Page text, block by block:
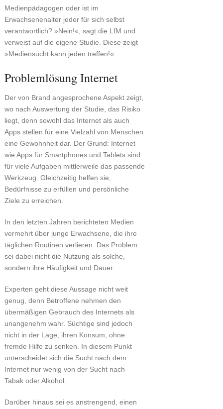
Medienpädagogen oder ist im
Erwachsenenalter jeder für sich selbst
verantwortlich? »Nein!«, sagt die LfM und
verweist auf die eigene Studie. Diese zeigt
»Mediensucht kann jeden treffen!«.
Problemlösung Internet
Der von Brand angesprochene Aspekt zeigt,
wo nach Auswertung der Studie, das Risiko
liegt, denn sowohl das Internet als auch
Apps stellen für eine Vielzahl von Menschen
eine Gewohnheit dar. Der Grund: Internet
wie Apps für Smartphones und Tablets sind
für viele Aufgaben mittlerweile das passende
Werkzeug. Gleichzeitig helfen sie,
Bedürfnisse zu erfüllen und persönliche
Ziele zu erreichen.
In den letzten Jahren berichteten Medien
vermehrt über junge Erwachsene, die ihre
täglichen Routinen verlieren. Das Problem
sei dabei nicht die Nutzung als solche,
sondern ihre Häufigkeit und Dauer.
Experten geht diese Aussage nicht weit
genug, denn Betroffene nehmen den
übermäßigen Gebrauch des Internets als
unangenehm wahr. Süchtige sind jedoch
nicht in der Lage, ihren Konsum, ohne
fremde Hilfe zu senken. In diesem Punkt
unterscheidet sich die Sucht nach dem
Internet nur wenig von der Sucht nach
Tabak oder Alkohol.
Darüber hinaus sei es anstrengend, einen